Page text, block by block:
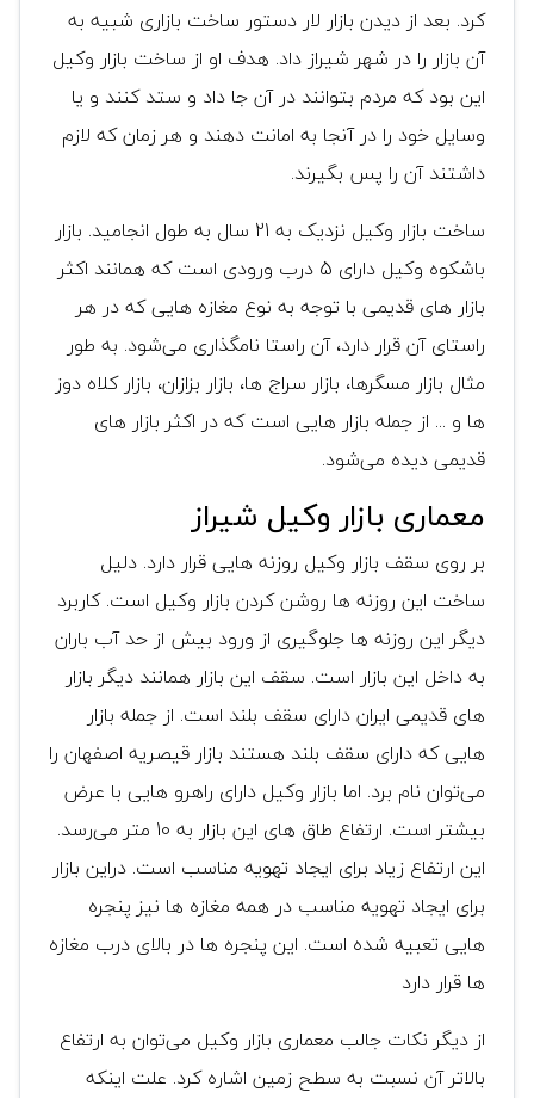
کرد. بعد از دیدن بازار لار دستور ساخت بازاری شبیه به
آن بازار را در شهر شیراز داد. هدف او از ساخت بازار وکیل
این بود که مردم بتوانند در آن جا داد و ستد کنند و یا
وسایل خود را در آنجا به امانت دهند و هر زمان که لازم
داشتند آن را پس بگیرند.
ساخت بازار وکیل نزدیک به 21 سال به طول انجامید. بازار
باشکوه وکیل دارای 5 درب ورودی است که همانند اکثر
بازار های قدیمی با توجه به نوع مغازه هایی که در هر
راستای آن قرار دارد، آن راستا نامگذاری می‌شود. به طور
مثال بازار مسگرها، بازار سراج ها، بازار بزازان، بازار کلاه دوز
ها و ... از جمله بازار هایی است که در اکثر بازار های
قدیمی دیده می‌شود.
معماری بازار وکیل شیراز
بر روی سقف بازار وکیل روزنه هایی قرار دارد. دلیل
ساخت این روزنه ها روشن کردن بازار وکیل است. کاربرد
دیگر این روزنه ها جلوگیری از ورود بیش از حد آب باران
به داخل این بازار است. سقف این بازار همانند دیگر بازار
های قدیمی ایران دارای سقف بلند است. از جمله بازار
هایی که دارای سقف بلند هستند بازار قیصریه اصفهان را
می‌توان نام برد. اما بازار وکیل دارای راهرو هایی با عرض
بیشتر است. ارتفاع طاق های این بازار به 10 متر می‌رسد.
این ارتفاع زیاد برای ایجاد تهویه مناسب است. دراین بازار
برای ایجاد تهویه مناسب در همه مغازه ها نیز پنجره
هایی تعبیه شده است. این پنجره ها در بالای درب مغازه
ها قرار دارد
از دیگر نکات جالب معماری بازار وکیل می‌توان به ارتفاع
بالاتر آن نسبت به سطح زمین اشاره کرد. علت اینکه